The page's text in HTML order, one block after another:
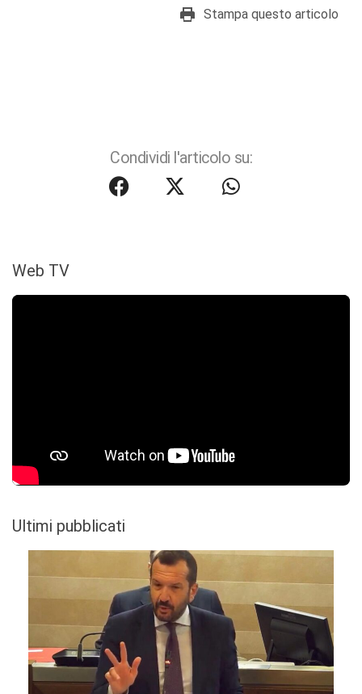
Stampa questo articolo
Condividi l'articolo su:
Web TV
Ultimi pubblicati